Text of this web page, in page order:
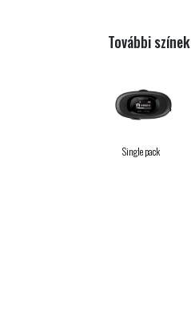
További színek
Single pack